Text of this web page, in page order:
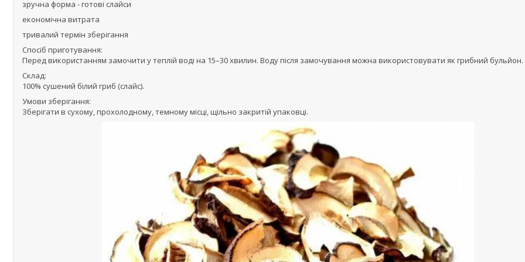
зручна форма - готові слайси
економічна витрата
тривалий термін зберігання
Спосіб приготування:
Перед використанням замочити у теплій воді на 15–30 хвилин. Воду після замочування можна використовувати як грибний бульйон.
Склад:
100% сушений білий гриб (слайс).
Умови зберігання:
Зберігати в сухому, прохолодному, темному місці, щільно закритій упаковці.